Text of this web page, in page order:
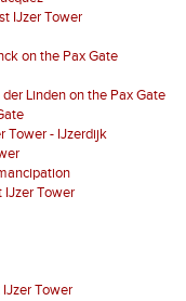
IJzer Tower
on the Pax Gate
Linden on the Pax Gate
Tower - IJzerdijk
IJzer Tower
Tower